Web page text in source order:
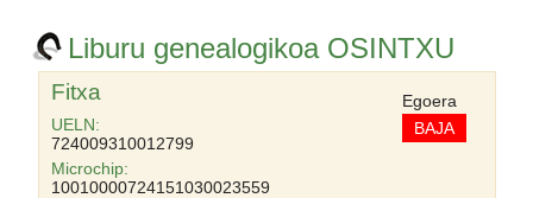
Liburu genealogikoa OSINTXU
Fitxa
UELN:
724009310012799
Microchip:
10010000724151030023559
Egoera
BAJA